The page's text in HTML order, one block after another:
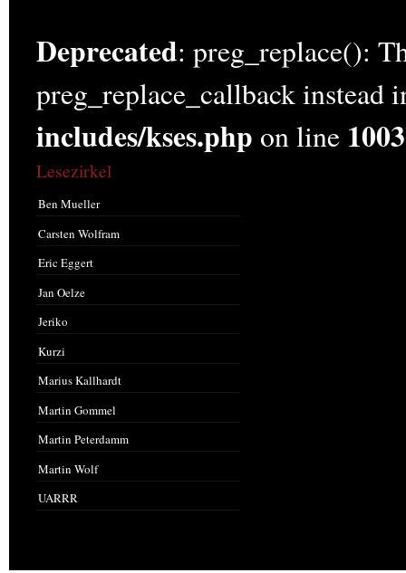
Deprecated: preg_replace():
preg_replace_callback instead
includes/kses.php on line 1003
Lesezirkel
Ben Mueller
Carsten Wolfram
Eric Eggert
Jan Oelze
Jeriko
Kurzi
Marius Kallhardt
Martin Gommel
Martin Peterdamm
Martin Wolf
UARRR